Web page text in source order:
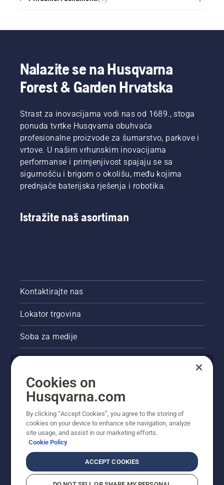
Nalazite se na Husqvarna
Forest & Garden Hrvatska
Strast za inovacijama vodi nas od 1689., stoga
ponuda tvrtke Husqvarna obuhvaća
profesionalne proizvode za šumarstvo, parkove i
vrtove. U našim vrhunskim inovacijama
performanse i primjenjivost spajaju se sa
sigurnošću i brigom o okolišu, među kojima
prednjače baterijska rješenja i robotika.
Istražite naš asortiman
Kontaktirajte nas
Lokator trgovina
Soba za medije
Akcije
Pravne informacije o proizvodu
Ostale stranice tvrtke Husqvarna
Cookies on
Husqvarna.com
By clicking “Accept Cookies”, you agree to the storing of
cookies on your device to enhance site navigation, analyze
site usage, and assist in our marketing efforts.
Cookie Policy
ACCEPT COOKIES